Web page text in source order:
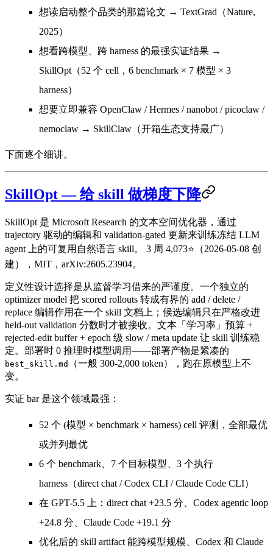
想读启动整个品类的那篇论文 → TextGrad（Nature,
2025）
想看跨模型、跨 harness 的最强实证结果 →
SkillOpt（52 个 cell，6 benchmark × 7 模型 × 3
harness）
想要立即兼容 OpenClaw / Hermes / nanobot / picoclaw /
nemoclaw → SkillClaw（开箱生态支持最广）
下面逐个细讲。
SkillOpt — 给 skill 做梯度下降
SkillOpt 是 Microsoft Research 的文本空间优化器，通过
trajectory 驱动的编辑和 validation-gated 更新来训练冻结 LLM
agent 上的可复用自然语言 skill。
3 周 4,073⭐（2026-05-08 创
建），MIT，arXiv:2605.23904。
定义性设计选择是从监督学习借来的严谨度。一个独立的
optimizer model 把 scored rollouts 转成有界的 add / delete /
replace 编辑作用在一个 skill 文档上；候选编辑只在严格改进
held-out validation 分数时才被接收。文本「学习率」预算 +
rejected-edit buffer + epoch 级 slow / meta update 让 skill 训练稳
定。 部署时 0 推理时模型调用——部署产物是紧凑的
best_skill.md
（一般 300-2,000 token），跑在原模型上不
变。
实证 bar 是这个领域最强：
52 个 (模型 × benchmark × harness) cell 评测， 全部最优
或并列最优
6 个 benchmark、7 个目标模型、3 个执行
harness（direct chat / Codex CLI / Claude Code CLI）
在 GPT-5.5 上：direct chat +23.5 分 、Codex agentic loop
+24.8 分 、Claude Code +19.1 分
优化后的 skill artifact 能跨模型规模、Codex 和 Claude